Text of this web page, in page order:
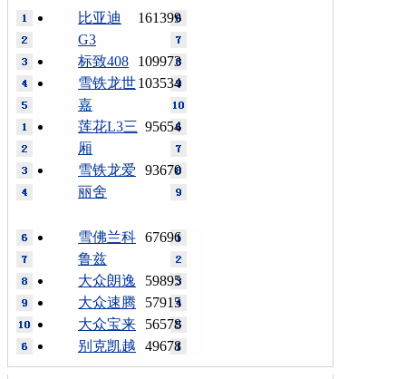
161399
比亚迪
G3
109973
标致408
103534
雪铁龙世
嘉
95654
莲花L3三
厢
93670
雪铁龙爱
丽舍
67696
雪佛兰科
鲁兹
59895
大众朗逸
57915
大众速腾
56578
大众宝来
49678
别克凯越